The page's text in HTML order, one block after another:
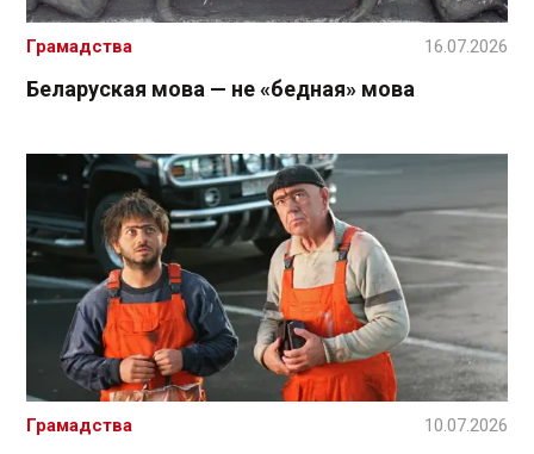
Беларуская мова — не «бедная» мова
Грамадства 16.07.2026
Грамадства 10.07.2026